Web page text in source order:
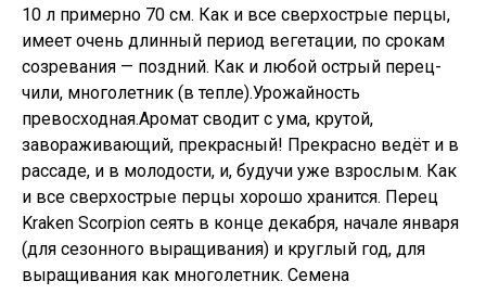
10 л примерно 70 см. Как и все сверхострые перцы,
имеет очень длинный период вегетации, по срокам
созревания — поздний. Как и любой острый перец-
чили, многолетник (в тепле).Урожайность
превосходная.Аромат сводит с ума, крутой,
завораживающий, прекрасный! Прекрасно ведёт и в
рассаде, и в молодости, и, будучи уже взрослым. Как
и все сверхострые перцы хорошо хранится. Перец
Kraken Scorpion сеять в конце декабря, начале января
(для сезонного выращивания) и круглый год, для
выращивания как многолетник. Семена